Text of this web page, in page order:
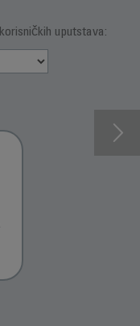
uputstava: